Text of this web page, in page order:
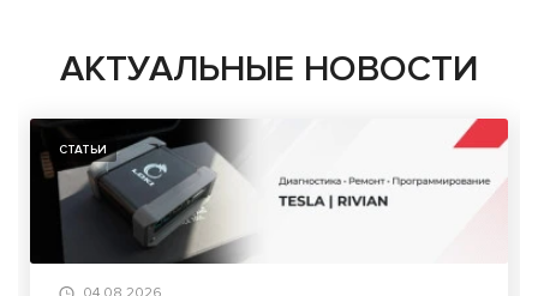
АКТУАЛЬНЫЕ НОВОСТИ
СТАТЬИ